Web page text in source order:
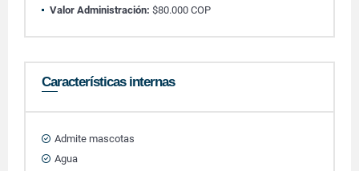
Valor Administración: $80.000 COP
Características internas
Admite mascotas
Agua